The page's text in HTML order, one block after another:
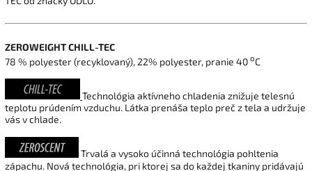
ZEROWEIGHT CHILL-TEC
78 % polyester (recyklovaný), 22% polyester, pranie 40 oC
Technológia aktívneho chladenia znižuje telesnú
teplotu prúdením vzduchu. Látka prenáša teplo preč z tela a udržuje
vás v chlade.
Trvalá a vysoko účinná technológia pohltenia
zápachu. Nová technológia, pri ktorej sa do každej tkaniny pridávajú